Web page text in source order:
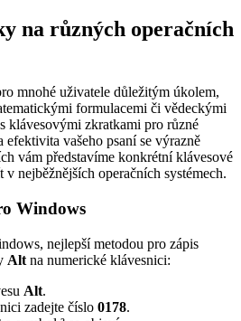
na různých operačních
mnohé uživatele důležitým úkolem,
formulacemi či vědeckými
klávesovými zkratkami pro různé
efektivita vašeho psaní se výrazně
vám představíme konkrétní klávesové
nejběžnějších operačních systémech.
Windows
nejlepší metodou pro zápis
Alt na numerické klávesnici:
Alt.
zadejte číslo 0178.